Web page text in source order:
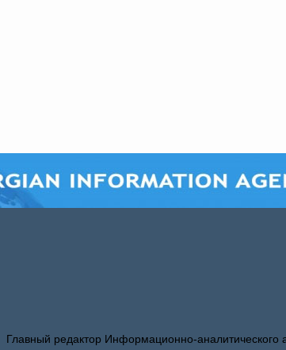
Главный редактор Информационно-